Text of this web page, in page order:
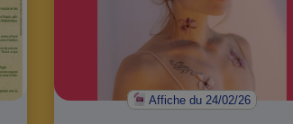
Affichedu 24/02/26